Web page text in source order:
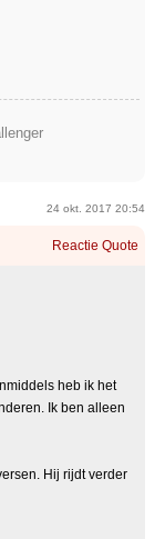
24 okt. 2017 20:54
Reactie Quote
heb ik het
Ik ben alleen
Hij rijdt verder